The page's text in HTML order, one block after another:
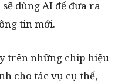
dùng AI để đưa ra
tin mới.
trên những chip hiệu
cho tác vụ cụ thể,